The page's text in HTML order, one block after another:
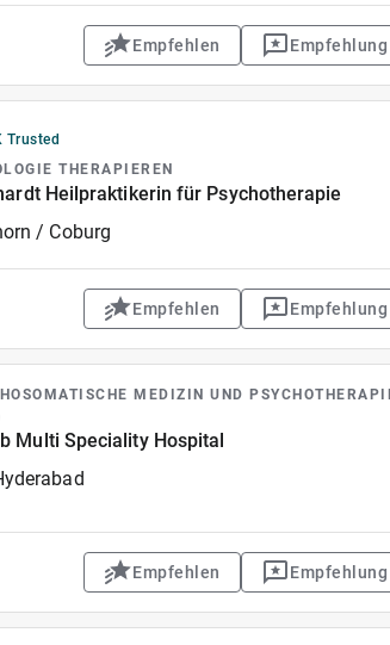
Empfehlen
Trusted
THERAPIEREN
Heilpraktikerin für Psychotherapie
/ Coburg
Empfehlen
MEDIZIN UND
Multi Speciality Hospital
Empfehlen